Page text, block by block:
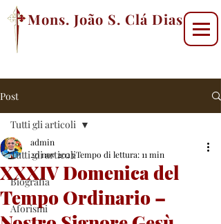
Mons. João S. Clá Dias
Post
Tutti gli articoli
Biografia
Aforismi
Tutti gli articoli
XXXIV Domenica del
Tempo Ordinario –
admin
20 nov 2023Tempo di lettura: 11 min